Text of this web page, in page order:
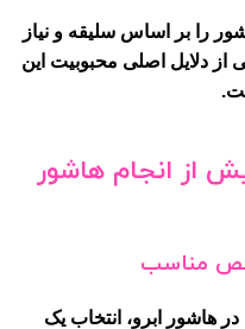
را بر اساس سلیقه و نیاز
از دلایل اصلی محبوبیت این
از انجام هاشور
مناسب
هاشور ابرو، انتخاب یک